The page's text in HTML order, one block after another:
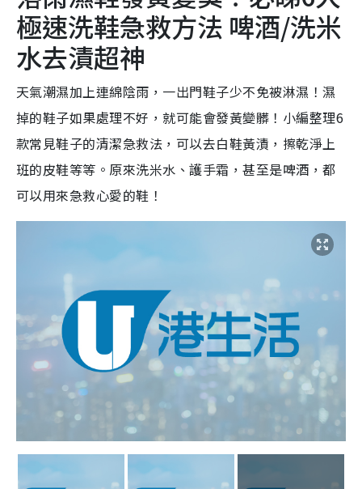
極速洗鞋急救方法 啤酒/洗米
水去漬超神
天氣潮濕加上連綿陰雨，一出門鞋子少不免被淋濕！濕
掉的鞋子如果處理不好，就可能會發黃變髒！小編整理6
款常見鞋子的清潔急救法，可以去白鞋黃漬，擦乾淨上
班的皮鞋等等。原來洗米水、護手霜，甚至是啤酒，都
可以用來急救心愛的鞋！